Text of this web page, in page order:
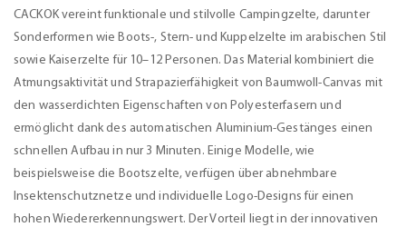
CACKOK vereint funktionale und stilvolle Campingzelte, darunter
Sonderformen wie Boots-, Stern- und Kuppelzelte im arabischen Stil
sowie Kaiserzelte für 10–12 Personen. Das Material kombiniert die
Atmungsaktivität und Strapazierfähigkeit von Baumwoll-Canvas mit
den wasserdichten Eigenschaften von Polyesterfasern und
ermöglicht dank des automatischen Aluminium-Gestänges einen
schnellen Aufbau in nur 3 Minuten. Einige Modelle, wie
beispielsweise die Bootszelte, verfügen über abnehmbare
Insektenschutznetze und individuelle Logo-Designs für einen
hohen Wiedererkennungswert. Der Vorteil liegt in der innovativen